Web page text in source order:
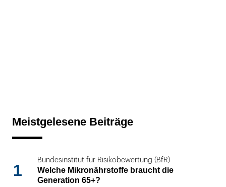
Meistgelesene Beiträge
1
Bundesinstitut für Risikobewertung (BfR)
Welche Mikronährstoffe braucht die
Generation 65+?